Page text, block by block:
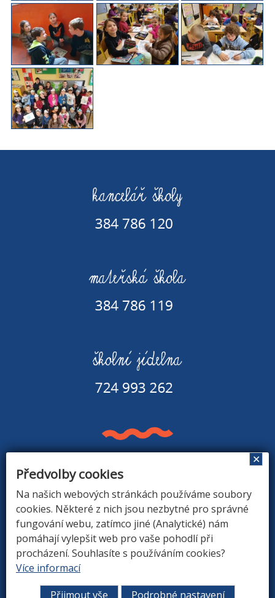
Základní škola a Mateřská škola v Rapšachu
378 07 Rapšach 290
GPS souřadnice: 48.8779183N, 14.9374494E
ÚVOD|O ŠKOLE|ZÁKLADNÍ ŠKOLA|MATEŘSKÁ
ŠKOLA
Předvolby cookies
Na našich webových stránkách používáme soubory
cookies. Některé z nich jsou nezbytné pro správné
fungování webu, zatímco jiné (Analytické) nám
pomáhají vylepšit web pro vaše pohodlí při
procházení. Souhlasíte s používáním cookies?
Více informací
Přijmout vše Podrobné nastavení
✕